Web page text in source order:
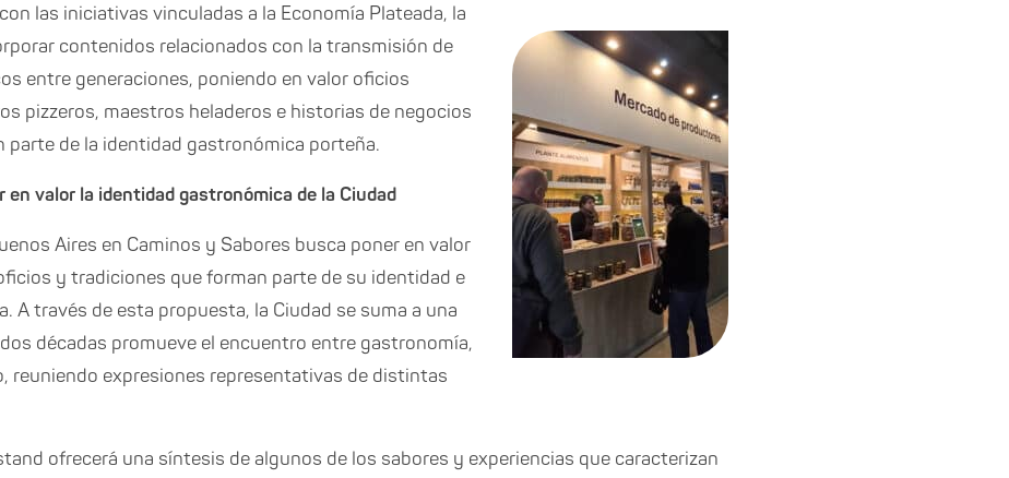
las iniciativas vinculadas a la Economía Plateada, la
contenidos relacionados con la transmisión de
entre generaciones, poniendo en valor oficios
pizzeros, maestros heladeros e historias de negocios
parte de la identidad gastronómica porteña.
en valor la identidad gastronómica de la Ciudad
Aires en Caminos y Sabores busca poner en valor
y tradiciones que forman parte de su identidad e
A través de esta propuesta, la Ciudad se suma a una
décadas promueve el encuentro entre gastronomía,
reuniendo expresiones representativas de distintas
ofrecerá una síntesis de algunos de los sabores y experiencias que caracterizan